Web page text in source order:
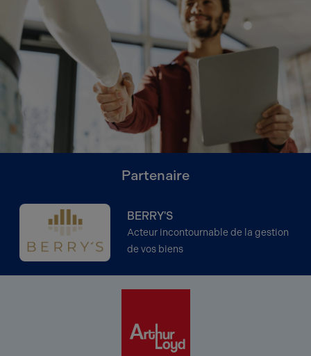
Partenaire
BERRY'S
Acteur incontournable de la gestion
de vos biens